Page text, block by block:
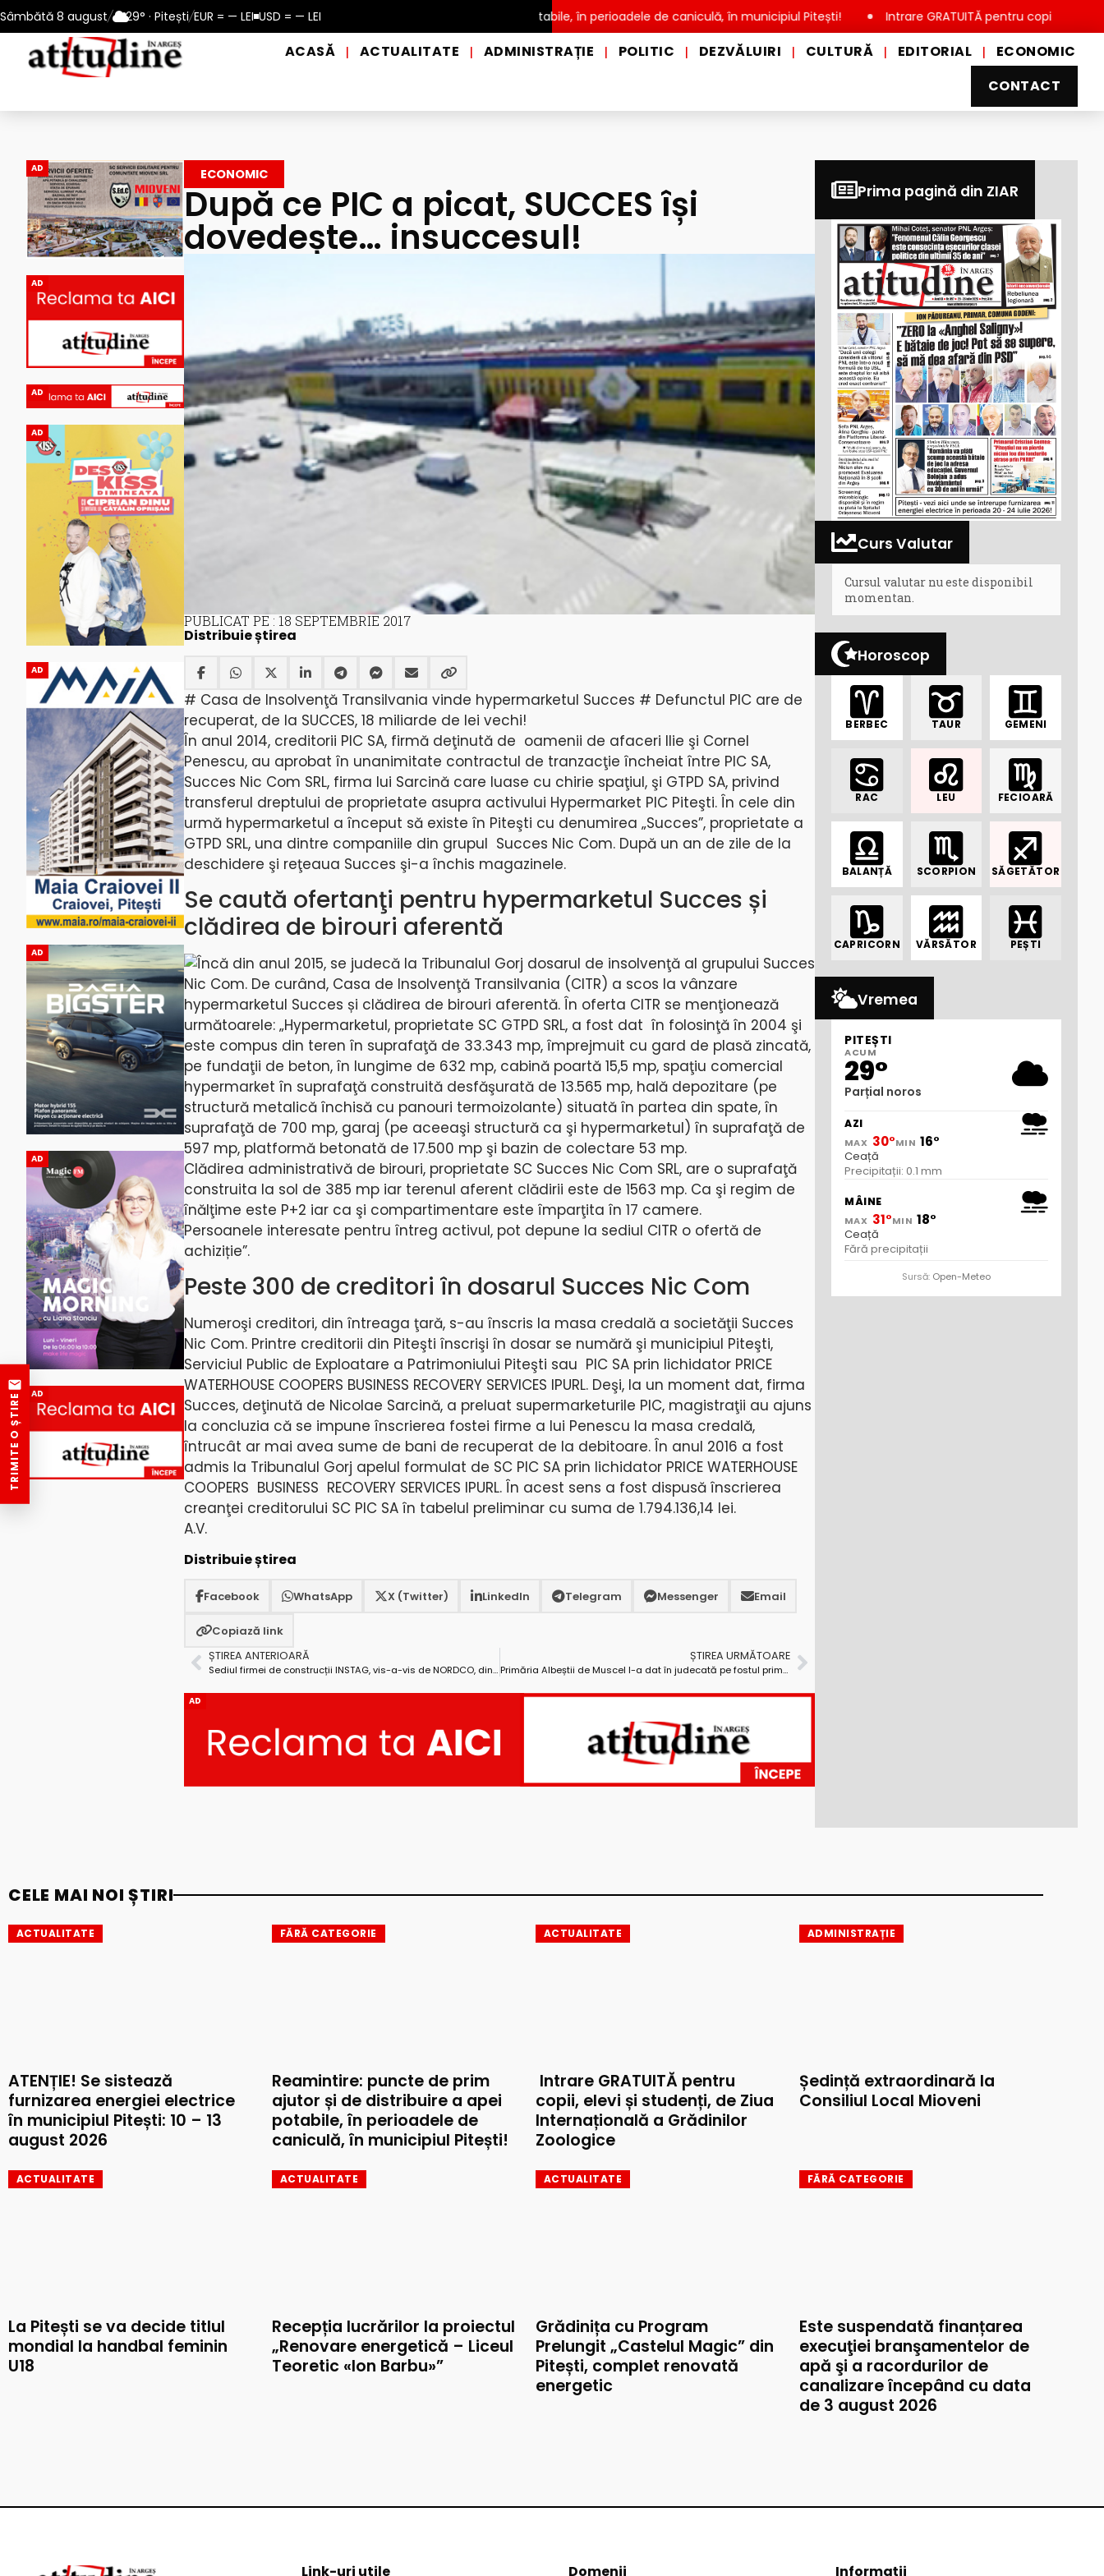
Sâmbătă 8 august/ 29° · Pitești/EUR = — LEI USD = — LEI
13 august 2026 Reamintire: puncte de prim ajutor și de distribuire a apei potabile, în perioadele de caniculă, în municipiul Pitești! Intrare GRATUITĂ pentru copii, elevi și studenți,
ACASĂ | ACTUALITATE | ADMINISTRAȚIE | POLITIC | DEZVĂLUIRI | CULTURĂ | EDITORIAL |
ECONOMIC
CONTACT
AD
AD
AD
AD
AD
AD
AD
AD
ECONOMIC
După ce PIC a picat, SUCCES își
dovedește… insuccesul!
PUBLICAT PE : 18 SEPTEMBRIE 2017
Distribuie știrea
# Casa de Insolvenţă Transilvania vinde hypermarketul Succes # Defunctul PIC are de
recuperat, de la SUCCES, 18 miliarde de lei vechi!
În anul 2014, creditorii PIC SA, firmă deţinută de oamenii de afaceri Ilie şi Cornel
Penescu, au aprobat în unanimitate contractul de tranzacţie încheiat între PIC SA,
Succes Nic Com SRL, firma lui Sarcină care luase cu chirie spaţiul, şi GTPD SA, privind
transferul dreptului de proprietate asupra activului Hypermarket PIC Piteşti. În cele din
urmă hypermarketul a început să existe în Piteşti cu denumirea „Succes”, proprietate a
GTPD SRL, una dintre companiile din grupul Succes Nic Com. După un an de zile de la
deschidere şi reţeaua Succes şi-a închis magazinele.
Se caută ofertanţi pentru hypermarketul Succes și
clădirea de birouri aferentă
Încă din anul 2015, se judecă la Tribunalul Gorj dosarul de insolvenţă al grupului Succes
Nic Com. De curând, Casa de Insolvenţă Transilvania (CITR) a scos la vânzare
hypermarketul Succes și clădirea de birouri aferentă. În oferta CITR se menţionează
următoarele: „Hypermarketul, proprietate SC GTPD SRL, a fost dat în folosinţă în 2004 şi
este compus din teren în suprafaţă de 33.343 mp, împrejmuit cu gard de plasă zincată,
pe fundaţii de beton, în lungime de 632 mp, cabină poartă 15,5 mp, spaţiu comercial
hypermarket în suprafaţă construită desfăşurată de 13.565 mp, hală depozitare (pe
structură metalică închisă cu panouri termoizolante) situată în partea din spate, în
suprafaţă de 700 mp, garaj (pe aceeaşi structură ca şi hypermarketul) în suprafaţă de
597 mp, platformă betonată de 17.500 mp şi bazin de colectare 53 mp.
Clădirea administrativă de birouri, proprietate SC Succes Nic Com SRL, are o suprafaţă
construita la sol de 385 mp iar terenul aferent clădirii este de 1563 mp. Ca şi regim de
înălţime este P+2 iar ca şi compartimentare este împarţita în 17 camere.
Persoanele interesate pentru întreg activul, pot depune la sediul CITR o ofertă de
achiziție”.
Peste 300 de creditori în dosarul Succes Nic Com
Numeroşi creditori, din întreaga ţară, s-au înscris la masa credală a societăţii Succes
Nic Com. Printre creditorii din Piteşti înscrişi în dosar se numără şi municipiul Piteşti,
Serviciul Public de Exploatare a Patrimoniului Piteşti sau PIC SA prin lichidator PRICE
WATERHOUSE COOPERS BUSINESS RECOVERY SERVICES IPURL. Deşi, la un moment dat, firma
Succes, deţinută de Nicolae Sarcină, a preluat supermarketurile PIC, magistraţii au ajuns
la concluzia că se impune înscrierea fostei firme a lui Penescu la masa credală,
întrucât ar mai avea sume de bani de recuperat de la debitoare. În anul 2016 a fost
admis la Tribunalul Gorj apelul formulat de SC PIC SA prin lichidator PRICE WATERHOUSE
COOPERS BUSINESS RECOVERY SERVICES IPURL. În acest sens a fost dispusă înscrierea
creanţei creditorului SC PIC SA în tabelul preliminar cu suma de 1.794.136,14 lei.
A.V.
Distribuie știrea
Facebook WhatsApp X (Twitter) LinkedIn Telegram Messenger Email
Copiază link
ȘTIREA ANTERIOARĂ
Sediul firmei de construcții INSTAG, vis-a-vis de NORDCO, din nou, de vânzare
ȘTIREA URMĂTOARE
Primăria Albeștii de Muscel l-a dat în judecată pe fostul primar, Ion Năftănăilă
AD
Prima pagină din ZIAR
Curs Valutar
Cursul valutar nu este disponibil
momentan.
Horoscop
BERBEC TAUR GEMENI
RAC LEU FECIOARĂ
BALANȚĂ SCORPION SĂGETĂTOR
CAPRICORN VĂRSĂTOR PEȘTI
Vremea
PITEȘTI
ACUM
29°
Parțial noros
AZI
MAX 30°MIN 16°
Ceață
Precipitații: 0.1 mm
MÂINE
MAX 31°MIN 18°
Ceață
Fără precipitații
Sursă: Open-Meteo
CELE MAI NOI ȘTIRI
ACTUALITATE
ATENȚIE! Se sistează
furnizarea energiei electrice
în municipiul Pitești: 10 – 13
august 2026
FĂRĂ CATEGORIE
Reamintire: puncte de prim
ajutor și de distribuire a apei
potabile, în perioadele de
caniculă, în municipiul Pitești!
ACTUALITATE
Intrare GRATUITĂ pentru
copii, elevi și studenți, de Ziua
Internațională a Grădinilor
Zoologice
ADMINISTRAȚIE
Ședință extraordinară la
Consiliul Local Mioveni
ACTUALITATE
La Pitești se va decide titlul
mondial la handbal feminin
U18
ACTUALITATE
Recepția lucrărilor la proiectul
„Renovare energetică – Liceul
Teoretic «Ion Barbu»”
ACTUALITATE
Grădinița cu Program
Prelungit „Castelul Magic” din
Pitești, complet renovată
energetic
FĂRĂ CATEGORIE
Este suspendată finanțarea
execuţiei branşamentelor de
apă şi a racordurilor de
canalizare începând cu data
de 3 august 2026
Link-uri utile Domenii Informații
TRIMITE O ȘTIRE